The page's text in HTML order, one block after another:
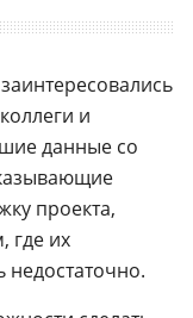
и
данные со
проекта,
где их